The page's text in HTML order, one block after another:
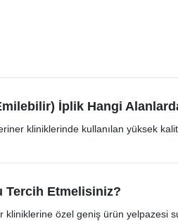
İplik Hangi
kliniklerinde kullanılan yüksek
Tercih Etmelisiniz?
kliniklerine özel geniş ürün yelpazesi